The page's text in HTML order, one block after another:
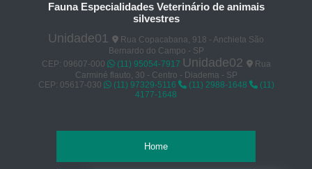
Fauna Especialidades Veterinário de animais
silvestres
Unidade01
Rua Copacabana, 918 - Anchieta São
Bernardo do Campo - SP
CEP: 09607-000
(11) 95054-7917 Unidade02
Rua
Carminé flauto, 30 - Centro - Diadema - SP
CEP: 05617-030
(11) 97329-5116 (11) 2988-1648
(11)
4177-1648
Home